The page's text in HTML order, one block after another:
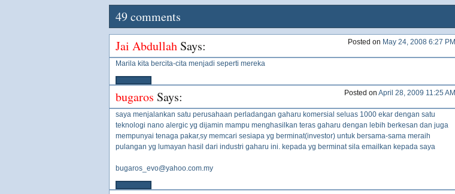
49comments
Jai Abdullah Says: Posted on May 24, 2008 6:27 PM
Marila kita bercita-cita menjadi seperti mereka
bugaros Says: Posted on April 28, 2009 11:25 AM
saya menjalankan satu perusahaan perladangan gaharu komersial seluas 1000 ekar dengan satu
teknologi nano alergic yg dijamin mampu menghasilkan teras gaharu dengan lebih berkesan dan juga
mempunyai tenaga pakar,sy memcari sesiapa yg berminat(investor) untuk bersama-sama meraih
pulangan yg lumayan hasil dari industri gaharu ini. kepada yg berminat sila emailkan kepada saya
bugaros_evo@yahoo.com.my